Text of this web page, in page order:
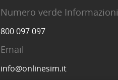
Numero verde Informazioni
800 097 097
Email
info@onlinesim.it